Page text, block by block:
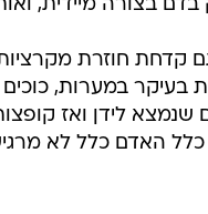
בצורה מיידית,
קדחת חוזרת
במערות, כוכים
לידן ואז
האדם כלל לא